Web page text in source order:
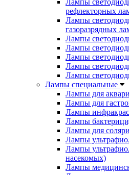
Лампы
рефлекторных
Лампы
газоразрядных
Лампы
Лампы
Лампы
Лампы
Лампы
Лампы специальные
Лампы для
Лампы для
Лампы
Лампы
Лампы для
Лампы
Лампы
насекомых)
Лампы